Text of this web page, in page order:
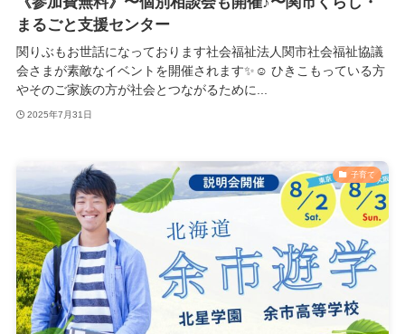
まるごと支援センター
関りぶもお世話になっております社会福祉法人関市社会福祉協議
会さまが素敵なイベントを開催されます✨️☺️ ひきこもっている方
やそのご家族の方が社会とつながるために...
2025年7月31日
子育て